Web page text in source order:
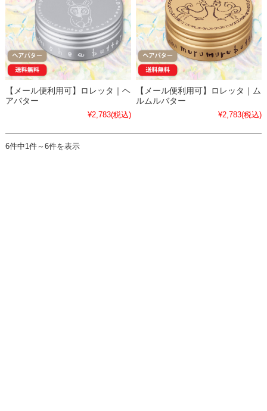
【メール便利用可】ロレッタ｜ヘ
アバター
¥2,783(税込)
【メール便利用可】ロレッタ｜ム
ルムルバター
¥2,783(税込)
6件中1件～6件を表示